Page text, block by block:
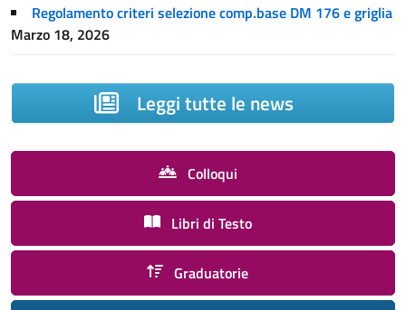
Regolamento criteri selezione comp.base DM 176 e griglia
Marzo 18, 2026
Leggi tutte le news
Colloqui
Libri di Testo
Graduatorie